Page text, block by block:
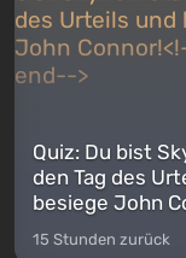
Quiz: Du bist
den Tag des
besiege John
15 Stunden zurück